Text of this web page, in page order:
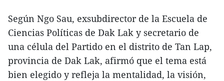
Según Ngo Sau, exsubdirector de la Escuela de
Ciencias Políticas de Dak Lak y secretario de
una célula del Partido en el distrito de Tan Lap,
provincia de Dak Lak, afirmó que el tema está
bien elegido y refleja la mentalidad, la visión,